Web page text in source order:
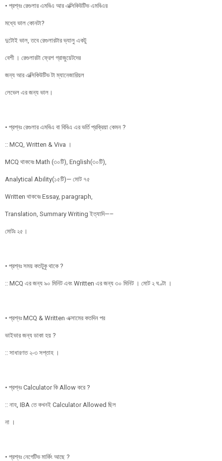
• প্রশ্নঃ রেগুলার এমবিএ আর এক্সিকিউটিভ এমবিএর
মধ্যে ভাল কোনটা?
দুটোই ভাল, তবে রেগুলারটার ভ্যালু একটু
বেশী । রেগুলারটা ফ্রেশ গ্রাজুয়েটদের
জন্য আর এক্সিকিউটিভ টা ম্যানেজারিয়ল
লেভেল এর জন্য ভাল।
• প্রশ্নঃ রেগুলার এমবিএ বা বিবিএ এর ভর্তি প্রক্রিয়া কেমন ?
:: MCQ, Written & Viva ।
MCQ থাকবেঃ Math (৩০টি), English(৩০টি),
Analytical Ability(১৫টি)— মোট ৭৫
Written থাকবেঃ Essay, paragraph,
Translation, Summary Writing ইত্যাদি—–
মোটঃ ২৫।
• প্রশ্নঃ সময় কতটুকু থাকে ?
:: MCQ এর জন্য ৯০ মিনিট এবং Written এর জন্য ৩০ মিনিট । মোট ২ ঘণ্টা ।
• প্রশ্নঃ MCQ & Written এক্সামের কতদিন পর
ভাইভার জন্য ডাকা হয় ?
:: সাধারণত ২-৩ সপ্তাহ ।
• প্রশ্নঃ Calculator কি Allow করে ?
:: নাহ, IBA তে কখনই Calculator Allowed ছিল
না ।
• প্রশ্নঃ নেগেটিভ মার্কিং আছে ?